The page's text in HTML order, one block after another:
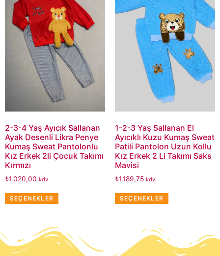
2-3-4 Yaş Ayıcık Sallanan
Ayak Desenli Likra Penye
Kumaş Sweat Pantolonlu
Kız Erkek 2li Çocuk Takımı
Kırmızı
₺1.020,00 kdv
SEÇENEKLER
1-2-3 Yaş Sallanan El
Ayıcıklı Kuzu Kumaş Sweat
Patili Pantolon Uzun Kollu
Kız Erkek 2 Li Takımı Saks
Mavisi
₺1.189,75 kdv
SEÇENEKLER